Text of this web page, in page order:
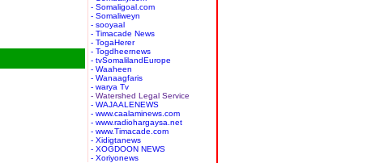
- Somaligoal.com
- Somaliweyn
- sooyaal
- Timacade News
- TogaHerer
- Togdheernews
- tvSomalilandEurope
- Waaheen
- Wanaagfaris
- warya Tv
- Watershed Legal Service
- WAJAALENEWS
- www.caalaminews.com
- www.radiohargaysa.net
- www.Timacade.com
- Xidigtanews
- XOGDOON NEWS
- Xoriyonews